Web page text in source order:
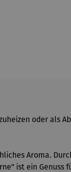
oder als
Aroma.
ist ein Genuss